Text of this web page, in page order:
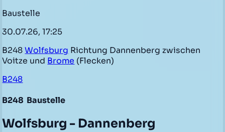
Baustelle
30.07.26, 17:25
B248Wolfsburg Richtung Dannenberg zwischen
Voitze und Brome (Flecken)
B248
B248 Baustelle
Wolfsburg - Dannenberg